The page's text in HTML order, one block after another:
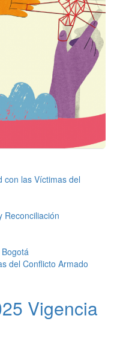
con las Víctimas del
Reconciliación
del Conflicto Armado
Vigencia